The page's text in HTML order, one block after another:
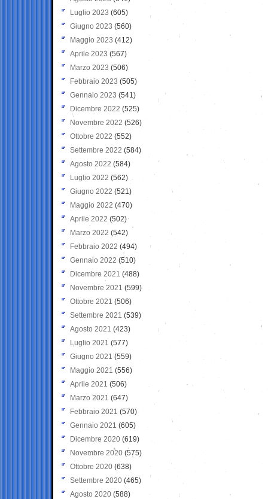
Luglio 2023 (605)
Giugno 2023 (560)
Maggio 2023 (412)
Aprile 2023 (567)
Marzo 2023 (506)
Febbraio 2023 (505)
Gennaio 2023 (541)
Dicembre 2022 (525)
Novembre 2022 (526)
Ottobre 2022 (552)
Settembre 2022 (584)
Agosto 2022 (584)
Luglio 2022 (562)
Giugno 2022 (521)
Maggio 2022 (470)
Aprile 2022 (502)
Marzo 2022 (542)
Febbraio 2022 (494)
Gennaio 2022 (510)
Dicembre 2021 (488)
Novembre 2021 (599)
Ottobre 2021 (506)
Settembre 2021 (539)
Agosto 2021 (423)
Luglio 2021 (577)
Giugno 2021(559)
Maggio 2021 (556)
Aprile 2021 (506)
Marzo 2021 (647)
Febbraio 2021 (570)
Gennaio 2021 (605)
Dicembre 2020 (619)
Novembre 2020 (575)
Ottobre 2020 (638)
Settembre 2020(465)
Agosto 2020 (588)